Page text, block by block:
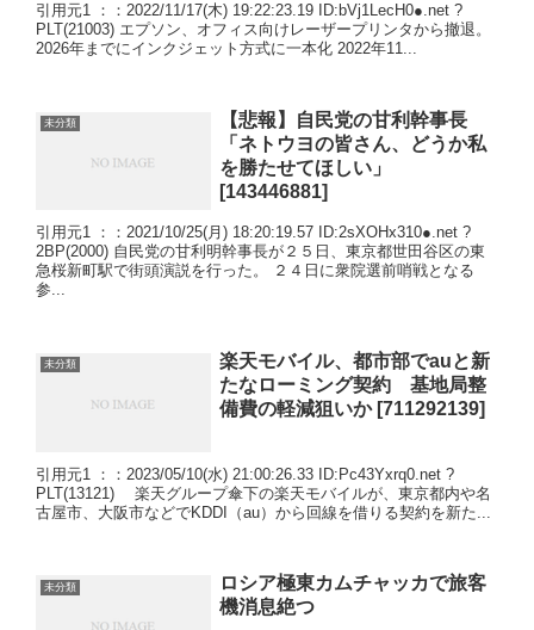
引用元1 ：：2022/11/17(木) 19:22:23.19 ID:bVj1LecH0●.net ?
PLT(21003) エプソン、オフィス向けレーザープリンタから撤退。
2026年までにインクジェット方式に一本化 2022年11...
未分類
【悲報】自民党の甘利幹事長
「ネトウヨの皆さん、どうか私
を勝たせてほしい」
[143446881]
引用元1 ：：2021/10/25(月) 18:20:19.57 ID:2sXOHx310●.net ?
2BP(2000) 自民党の甘利明幹事長が２５日、東京都世田谷区の東
急桜新町駅で街頭演説を行った。 ２４日に衆院選前哨戦となる
参...
未分類
楽天モバイル、都市部でauと新
たなローミング契約 基地局整
備費の軽減狙いか [711292139]
引用元1 ：：2023/05/10(水) 21:00:26.33 ID:Pc43Yxrq0.net ?
PLT(13121) 楽天グループ傘下の楽天モバイルが、東京都内や名
古屋市、大阪市などでKDDI（au）から回線を借りる契約を新た...
未分類
ロシア極東カムチャッカで旅客
機消息絶つ